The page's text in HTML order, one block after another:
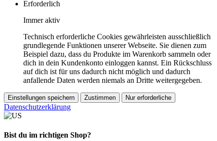
Erforderlich
Immer aktiv
Technisch erforderliche Cookies gewährleisten ausschließlich
grundlegende Funktionen unserer Webseite. Sie dienen zum
Beispiel dazu, dass du Produkte im Warenkorb sammeln oder
dich in dein Kundenkonto einloggen kannst. Ein Rückschluss
auf dich ist für uns dadurch nicht möglich und dadurch
anfallende Daten werden niemals an Dritte weitergegeben.
Einstellungen speichern Zustimmen Nur erforderliche
Datenschutzerklärung
Bist du im richtigen Shop?